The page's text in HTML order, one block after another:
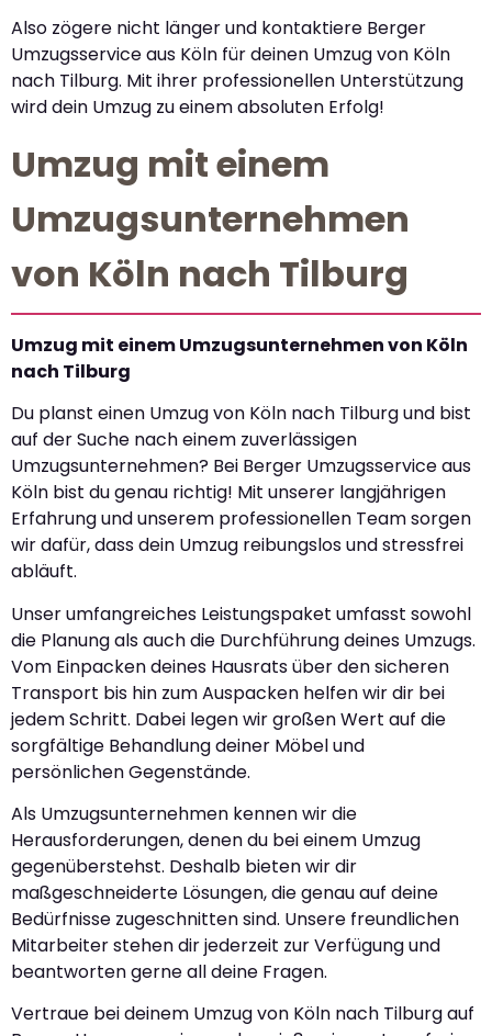
Also zögere nicht länger und kontaktiere Berger
Umzugsservice aus Köln für deinen Umzug von Köln
nach Tilburg. Mit ihrer professionellen Unterstützung
wird dein Umzug zu einem absoluten Erfolg!
Umzug mit einem
Umzugsunternehmen
von Köln nach Tilburg
Umzug mit einem Umzugsunternehmen von Köln
nach Tilburg
Du planst einen Umzug von Köln nach Tilburg und bist
auf der Suche nach einem zuverlässigen
Umzugsunternehmen? Bei Berger Umzugsservice aus
Köln bist du genau richtig! Mit unserer langjährigen
Erfahrung und unserem professionellen Team sorgen
wir dafür, dass dein Umzug reibungslos und stressfrei
abläuft.
Unser umfangreiches Leistungspaket umfasst sowohl
die Planung als auch die Durchführung deines Umzugs.
Vom Einpacken deines Hausrats über den sicheren
Transport bis hin zum Auspacken helfen wir dir bei
jedem Schritt. Dabei legen wir großen Wert auf die
sorgfältige Behandlung deiner Möbel und
persönlichen Gegenstände.
Als Umzugsunternehmen kennen wir die
Herausforderungen, denen du bei einem Umzug
gegenüberstehst. Deshalb bieten wir dir
maßgeschneiderte Lösungen, die genau auf deine
Bedürfnisse zugeschnitten sind. Unsere freundlichen
Mitarbeiter stehen dir jederzeit zur Verfügung und
beantworten gerne all deine Fragen.
Vertraue bei deinem Umzug von Köln nach Tilburg auf